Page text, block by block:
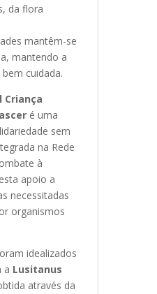
da flora
es mantêm-se
mantendo a
cuidada.
Criança
é uma
sem
na Rede
à
apoio a
necessitadas
organismos
idealizados
a Lusitanus
através da